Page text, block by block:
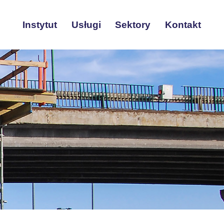
Instytut Usługi Sektory Kontakt